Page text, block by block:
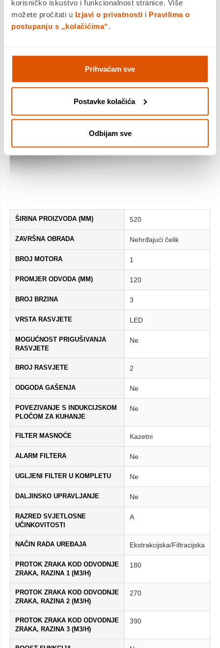
korisničko iskustvo i funkcionalnost stranice. Više
možete pročitati u Izjavi o privatnosti i Pravilima o
postupanju s „kolačićima“.
Prihvaćam sve
Postavke kolačića
Odbijam sve
ŠIRINA PROIZVODA (MM) 520
ZAVRŠNA OBRADA Nehrđajući čelik
BROJ MOTORA 1
PROMJER ODVODA (MM) 120
BROJ BRZINA 3
VRSTA RASVJETE LED
MOGUĆNOST PRIGUŠIVANJA
RASVJETE
Ne
BROJ RASVJETE 2
ODGODA GAŠENJA Ne
POVEZIVANJE S INDUKCIJSKOM
PLOČOM ZA KUHANJE
Ne
FILTER MASNOĆE Kazetni
ALARM FILTERA Ne
UGLJENI FILTER U KOMPLETU Ne
DALJINSKO UPRAVLJANJE Ne
RAZRED SVJETLOSNE
UČINKOVITOSTI
A
NAČIN RADA UREĐAJA Ekstrakcijska/Filtracijska
PROTOK ZRAKA KOD ODVODNJE
ZRAKA, RAZINA 1 (M3/H)
180
PROTOK ZRAKA KOD ODVODNJE
ZRAKA, RAZINA 2 (M3/H)
270
PROTOK ZRAKA KOD ODVODNJE
ZRAKA, RAZINA 3 (M3/H)
390